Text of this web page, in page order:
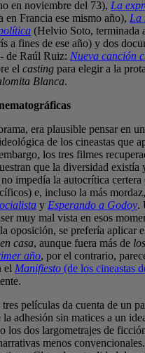
en noviembre del 73), La
Francia ese mismo año), La
(Helvio Soto, terminada
a fines de ese año) y dos
de Raúl Ruiz: Nueva canción
el casting para elegir a la
Blanca.
era plausible pensar en
de los cineastas que
los tres filmes
que la diversidad existía
no impedía la autocrítica certera
e, incluso la más
y Esperando a Godoy.
muy mal vista en esos
oposición, se prefería aplicar
casa, aunque fuera más de
año, por el contrario,
el Manifiesto (de los cineastas
películas da cuenta de un
la adhesión sin matices a un
los dos largometrajes de
menos